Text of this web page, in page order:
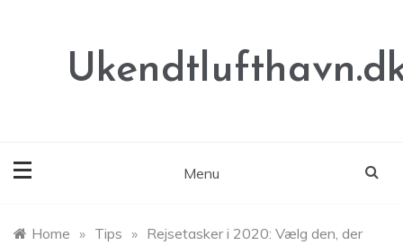
Menu
Home » Tips » Rejsetasker i 2020: Vælg den, der